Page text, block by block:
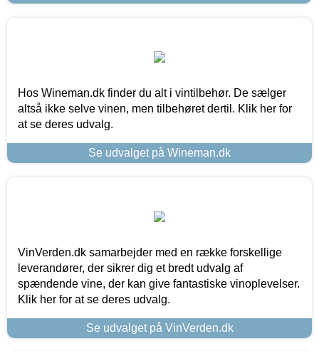
Hos Wineman.dk finder du alt i vintilbehør. De sælger
altså ikke selve vinen, men tilbehøret dertil. Klik her for
at se deres udvalg.
Se udvalget på Wineman.dk
VinVerden.dk samarbejder med en række forskellige
leverandører, der sikrer dig et bredt udvalg af
spændende vine, der kan give fantastiske vinoplevelser.
Klik her for at se deres udvalg.
Se udvalget på VinVerden.dk